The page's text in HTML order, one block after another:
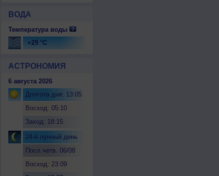
ВОДА
Температура воды
+29 °C
АСТРОНОМИЯ
6 августа 2026
Долгота дня: 13:05
Восход: 05:10
Заход: 18:15
24-й лунный день
Посл.четв. 06/08
Восход: 23:09